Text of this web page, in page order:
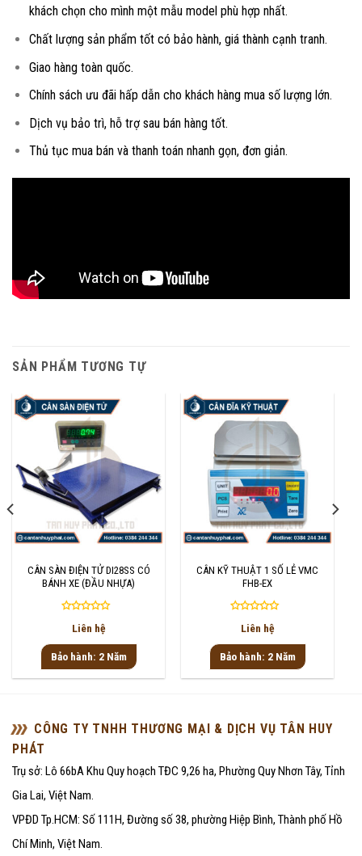
khách chọn cho mình một mẫu model phù hợp nhất.
Chất lượng sản phẩm tốt có bảo hành, giá thành cạnh tranh.
Giao hàng toàn quốc.
Chính sách ưu đãi hấp dẫn cho khách hàng mua số lượng lớn.
Dịch vụ bảo trì, hỗ trợ sau bán hàng tốt.
Thủ tục mua bán và thanh toán nhanh gọn, đơn giản.
SẢN PHẨM TƯƠNG TỰ
CÂN SÀN ĐIỆN TỬ DI28SS CÓ
BÁNH XE (ĐẦU NHỰA)
Được
hạng
0
5
Liên hệ
Bảo hành: 2 Năm
CÂN KỸ THUẬT 1 SỐ LẺ VMC
FHB-EX
Được
hạng
0
5
Liên hệ
Bảo hành: 2 Năm
CÔNG TY TNHH THƯƠNG MẠI & DỊCH VỤ TÂN HUY
PHÁT
Trụ sở: Lô 66bA Khu Quy hoạch TĐC 9,26 ha, Phường Quy Nhơn Tây, Tỉnh
Gia Lai, Việt Nam.
VPĐD Tp.HCM: Số 111H, Đường số 38, phường Hiệp Bình, Thành phố Hồ
Chí Minh, Việt Nam.